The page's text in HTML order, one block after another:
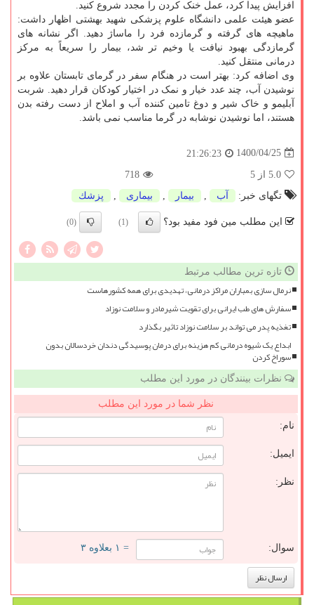
افزایش پیدا کرد، عمل خنک کردن را مجدد شروع کنید.
عضو هیئت علمی دانشگاه علوم پزشکی شهید بهشتی اظهار داشت:
ماهیچه های گرفته و گرمازده فرد را ماساژ دهید. اگر نشانه های
گرمازدگی بهبود نیافت یا وخیم تر شد، بیمار را سریعاً به مرکز
درمانی منتقل کنید.
وی اضافه کرد: بهتر است در هنگام سفر در گرمای تابستان علاوه بر
نوشیدن آب، چند عدد خیار و نمک در اختیار کودکان قرار دهید. شربت
آبلیمو و خاک شیر و دوغ تامین کننده آب و املاح از دست رفته بدن
هستند، اما نوشیدن نوشابه در گرما مناسب نمی باشد.
1400/04/25
21:26:23
5.0 از 5
718
تگهای خبر:
آب بیمار بیماری پزشك
این مطلب مین فود مفید بود؟ (1)
(0)
تازه ترین مطالب مرتبط
نرمال سازی بمباران مراکز درمانی، تهدیدی برای همه کشورهاست
سفارش های طب ایرانی برای تقویت شیرمادر و سلامت نوزاد
تغذیه پدر می تواند بر سلامت نوزاد تاثیر بگذارد
ابداع یک شیوه درمانی کم هزینه برای درمان پوسیدگی دندان خردسالان بدون
سوراخ کردن
نظرات بینندگان در مورد این مطلب
نظر شما در مورد این مطلب
نام:
ایمیل:
نظر:
سوال: = ۱ بعلاوه ۳